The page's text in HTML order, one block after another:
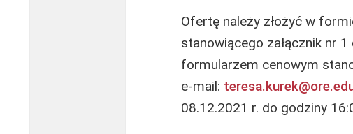
Ofertę należy złożyć w
stanowiącego załącznik nr
formularzem cenowym
e-mail:
08.12.2021 r. do godziny